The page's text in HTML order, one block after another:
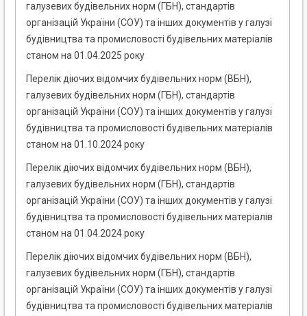
галузевих будівельних норм (ГБН), стандартів
організацій України (СОУ) та інших документів у галузі
будівництва та промисловості будівельних матеріалів
станом на 01.04.2025 року
Перелік діючих відомчих будівельних норм (ВБН),
галузевих будівельних норм (ГБН), стандартів
організацій України (СОУ) та інших документів у галузі
будівництва та промисловості будівельних матеріалів
станом на 01.10.2024 року
Перелік діючих відомчих будівельних норм (ВБН),
галузевих будівельних норм (ГБН), стандартів
організацій України (СОУ) та інших документів у галузі
будівництва та промисловості будівельних матеріалів
станом на 01.04.2024 року
Перелік діючих відомчих будівельних норм (ВБН),
галузевих будівельних норм (ГБН), стандартів
організацій України (СОУ) та інших документів у галузі
будівництва та промисловості будівельних матеріалів